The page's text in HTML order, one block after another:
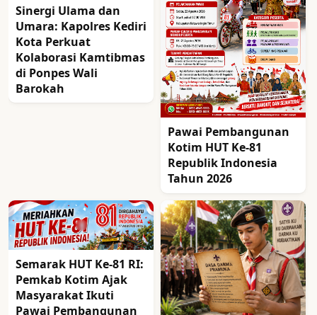
Sinergi Ulama dan
Umara: Kapolres Kediri
Kota Perkuat
Kolaborasi Kamtibmas
di Ponpes Wali
Barokah
Pawai Pembangunan
Kotim HUT Ke-81
Republik Indonesia
Tahun 2026
Semarak HUT Ke-81 RI:
Pemkab Kotim Ajak
Masyarakat Ikuti
Pawai Pembangunan